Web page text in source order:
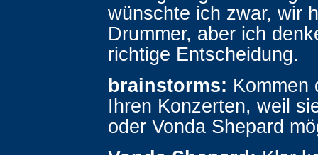
wünschte ich zwar, wir
Drummer, aber ich
richtige Entscheidung.
brainstorms: Kommen
Ihren Konzerten, weil
oder Vonda Shepard